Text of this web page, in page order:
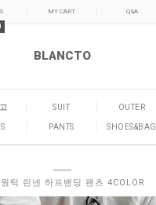
MY CART Q&A
BLANCTO
SUIT OUTER
PANTS SHOES&BAG
턱 린넨 하프밴딩 팬츠 4COLOR